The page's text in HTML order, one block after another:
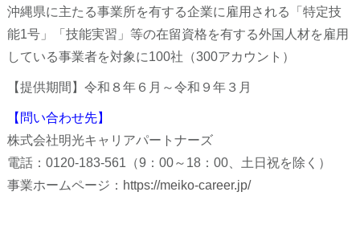
沖縄県に主たる事業所を有する企業に雇用される「特定技
能1号」「技能実習」等の在留資格を有する外国人材を雇用
している事業者を対象に100社（300アカウント）
【提供期間】令和８年６月～令和９年３月
【問い合わせ先】
株式会社明光キャリアパートナーズ
電話：0120-183-561（9：00～18：00、土日祝を除く）
事業ホームページ： https://meiko-career.jp/